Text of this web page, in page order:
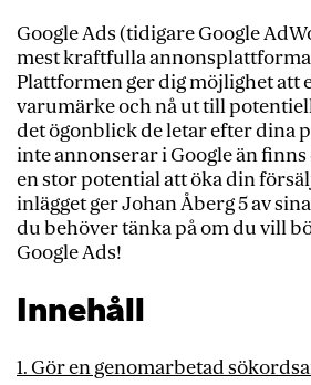
Google Ads (tidigare Google
mest kraftfulla
Plattformen ger dig möjlighet att
varumärke och nå ut till
det ögonblick de letar efter dina
inte annonserar i Google än
en stor potential att öka din
inlägget ger Johan Åberg 5 av
du behöver tänka på om du vill
Google Ads!
Innehåll
1. Gör en genomarbetad